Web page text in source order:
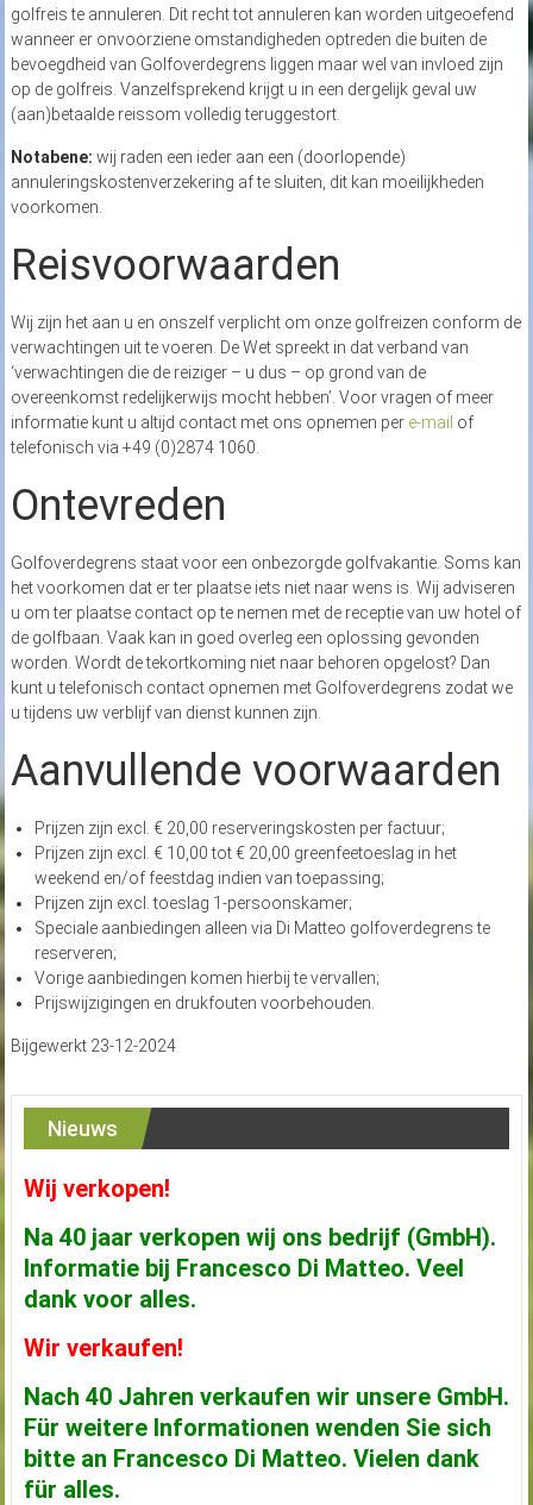
golfreis te annuleren. Dit recht tot annuleren kan worden uitgeoefend
wanneer er onvoorziene omstandigheden optreden die buiten de
bevoegdheid van Golfoverdegrens liggen maar wel van invloed zijn
op de golfreis. Vanzelfsprekend krijgt u in een dergelijk geval uw
(aan)betaalde reissom volledig teruggestort.
Notabene: wij raden een ieder aan een (doorlopende)
annuleringskostenverzekering af te sluiten, dit kan moeilijkheden
voorkomen.
Reisvoorwaarden
Wij zijn het aan u en onszelf verplicht om onze golfreizen conform de
verwachtingen uit te voeren. De Wet spreekt in dat verband van
‘verwachtingen die de reiziger – u dus – op grond van de
overeenkomst redelijkerwijs mocht hebben’. Voor vragen of meer
informatie kunt u altijd contact met ons opnemen per e-mail of
telefonisch via +49 (0)2874 1060.
Ontevreden
Golfoverdegrens staat voor een onbezorgde golfvakantie. Soms kan
het voorkomen dat er ter plaatse iets niet naar wens is. Wij adviseren
u om ter plaatse contact op te nemen met de receptie van uw hotel of
de golfbaan. Vaak kan in goed overleg een oplossing gevonden
worden. Wordt de tekortkoming niet naar behoren opgelost? Dan
kunt u telefonisch contact opnemen met Golfoverdegrens zodat we
u tijdens uw verblijf van dienst kunnen zijn.
Aanvullende voorwaarden
Prijzen zijn excl. € 20,00 reserveringskosten per factuur;
Prijzen zijn excl. € 10,00 tot € 20,00 greenfeetoeslag in het
weekend en/of feestdag indien van toepassing;
Prijzen zijn excl. toeslag 1-persoonskamer;
Speciale aanbiedingen alleen via Di Matteo golfoverdegrens te
reserveren;
Vorige aanbiedingen komen hierbij te vervallen;
Prijswijzigingen en drukfouten voorbehouden.
Bijgewerkt 23-12-2024
Nieuws
Wij verkopen!
Na 40 jaar verkopen wij ons bedrijf (GmbH).
Informatie bij Francesco Di Matteo. Veel
dank voor alles.
Wir verkaufen!
Nach 40 Jahren verkaufen wir unsere GmbH.
Für weitere Informationen wenden Sie sich
bitte an Francesco Di Matteo. Vielen dank
für alles.